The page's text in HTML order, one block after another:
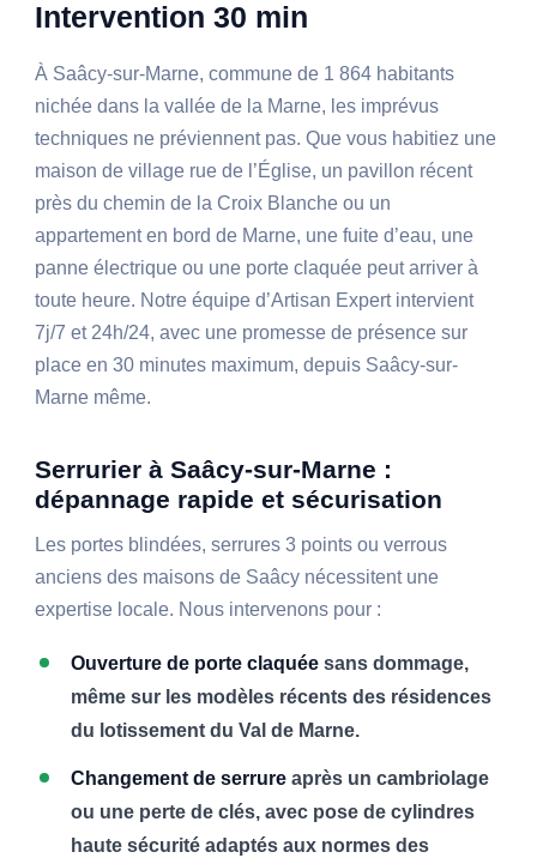
Intervention 30 min
À Saâcy-sur-Marne, commune de 1 864 habitants
nichée dans la vallée de la Marne, les imprévus
techniques ne préviennent pas. Que vous habitiez une
maison de village rue de l’Église, un pavillon récent
près du chemin de la Croix Blanche ou un
appartement en bord de Marne, une fuite d’eau, une
panne électrique ou une porte claquée peut arriver à
toute heure. Notre équipe d’Artisan Expert intervient
7j/7 et 24h/24, avec une promesse de présence sur
place en 30 minutes maximum, depuis Saâcy-sur-
Marne même.
Serrurier à Saâcy-sur-Marne :
dépannage rapide et sécurisation
Les portes blindées, serrures 3 points ou verrous
anciens des maisons de Saâcy nécessitent une
expertise locale. Nous intervenons pour :
Ouverture de porte claquée sans dommage,
même sur les modèles récents des résidences
du lotissement du Val de Marne.
Changement de serrure après un cambriolage
ou une perte de clés, avec pose de cylindres
haute sécurité adaptés aux normes des